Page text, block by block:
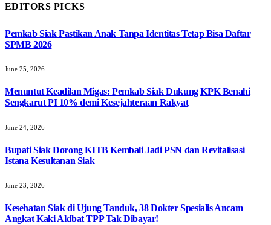
EDITORS PICKS
Pemkab Siak Pastikan Anak Tanpa Identitas Tetap Bisa Daftar
SPMB 2026
June 25, 2026
Menuntut Keadilan Migas: Pemkab Siak Dukung KPK Benahi
Sengkarut PI 10% demi Kesejahteraan Rakyat
June 24, 2026
Bupati Siak Dorong KITB Kembali Jadi PSN dan Revitalisasi
Istana Kesultanan Siak
June 23, 2026
Kesehatan Siak di Ujung Tanduk, 38 Dokter Spesialis Ancam
Angkat Kaki Akibat TPP Tak Dibayar!